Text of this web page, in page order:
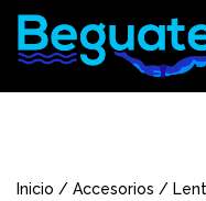
Inicio / Accesorios /